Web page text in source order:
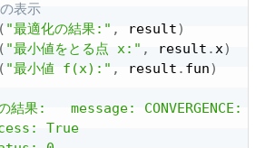
表示
( "最適化の結果:" , result)
( "最小値をとる点 x:" , result .x)
( "最小値 f(x):" , result . fun)
結果:   message: CONVERGENCE:
True